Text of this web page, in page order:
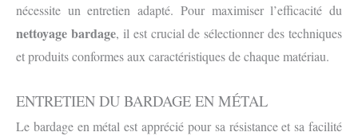
nécessite un entretien adapté. Pour maximiser l’efficacité du
nettoyage bardage, il est crucial de sélectionner des techniques
et produits conformes aux caractéristiques de chaque matériau.
ENTRETIEN DU BARDAGE EN MÉTAL
Le bardage en métal est apprécié pour sa résistance et sa facilité